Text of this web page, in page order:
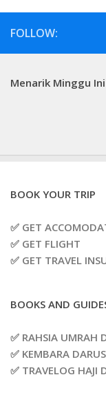
FOLLOW:
Menarik Minggu Ini
BOOK YOUR TRIP
✅ GET
✅ GET FLIGHT
✅ GET TRAVEL
BOOKS AND
✅ RAHSIA UMRAH
✅ KEMBARA
✅ TRAVELOG HAJI